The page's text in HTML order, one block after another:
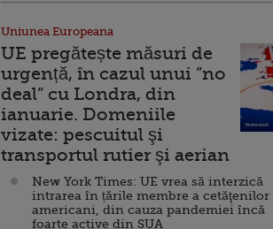
Uniunea Europeana
UE pregătește măsuri de
urgență, în cazul unui ”no
deal” cu Londra, din
ianuarie. Domeniile
vizate: pescuitul şi
transportul rutier şi aerian
New York Times: UE vrea să interzică
intrarea în țările membre a cetăţenilor
americani, din cauza pandemiei încă
foarte active din SUA